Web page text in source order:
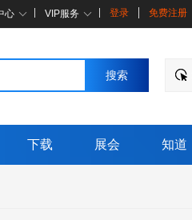
心 VIP服务 登录 免费注册
下载 展会 知道